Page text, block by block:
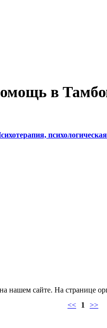
в
сайте. На странице
<<
1 >>